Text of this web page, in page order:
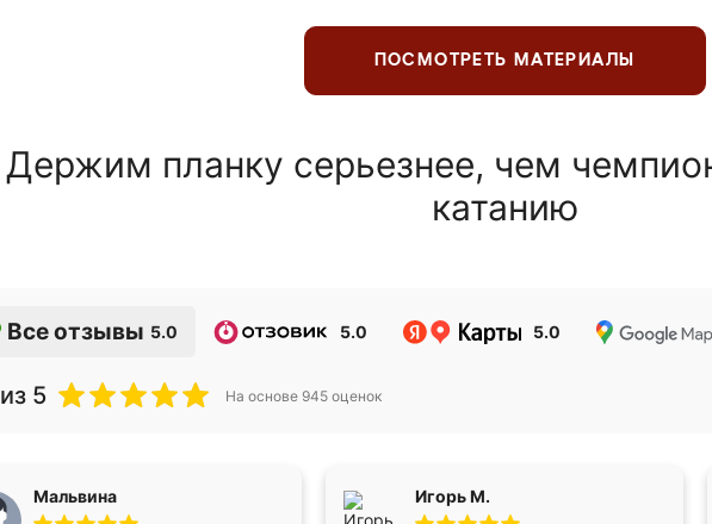
ПОСМОТРЕТЬ МАТЕРИАЛЫ
Держим планку серьезнее, чем
катанию
Все отзывы 5.0 5.0 5.0
из 5 На основе 945 оценок
Мальвина Игорь М.